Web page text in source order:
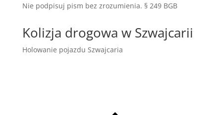
Nie podpisuj pism bez zrozumienia. § 249 BGB
Kolizja drogowa w Szwajcarii
Holowanie pojazdu Szwajcaria